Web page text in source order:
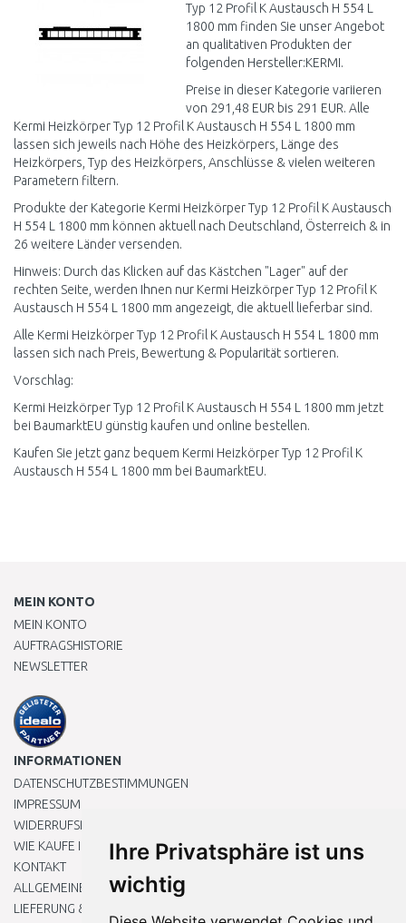
Ihre Privatsphäre ist uns
wichtig
Typ 12 Profil K Austausch H 554 L
1800 mm finden Sie unser Angebot
an qualitativen Produkten der
folgenden Hersteller:KERMI.
Preise in dieser Kategorie variieren
von 291,48 EUR bis 291 EUR. Alle
Kermi Heizkörper Typ 12 Profil K Austausch H 554 L 1800 mm
lassen sich jeweils nach Höhe des Heizkörpers, Länge des
Heizkörpers, Typ des Heizkörpers, Anschlüsse & vielen weiteren
Parametern filtern.
Produkte der Kategorie Kermi Heizkörper Typ 12 Profil K Austausch
H 554 L 1800 mm können aktuell nach Deutschland, Österreich & in
26 weitere Länder versenden.
Hinweis: Durch das Klicken auf das Kästchen "Lager" auf der
rechten Seite, werden Ihnen nur Kermi Heizkörper Typ 12 Profil K
Austausch H 554 L 1800 mm angezeigt, die aktuell lieferbar sind.
Alle Kermi Heizkörper Typ 12 Profil K Austausch H 554 L 1800 mm
lassen sich nach Preis, Bewertung & Popularität sortieren.
Vorschlag:
Kermi Heizkörper Typ 12 Profil K Austausch H 554 L 1800 mm jetzt
bei BaumarktEU günstig kaufen und online bestellen.
Kaufen Sie jetzt ganz bequem Kermi Heizkörper Typ 12 Profil K
Austausch H 554 L 1800 mm bei BaumarktEU.
MEIN KONTO
MEIN KONTO
AUFTRAGSHISTORIE
NEWSLETTER
INFORMATIONEN
DATENSCHUTZBESTIMMUNGEN
IMPRESSUM
WIDERRUFSRECHT
WIE KAUFE ICH EIN?
KONTAKT
ALLGEMEINEN GESCHÄFTSBEDINGUNGEN
LIEFERUNG & ZAHLUNG